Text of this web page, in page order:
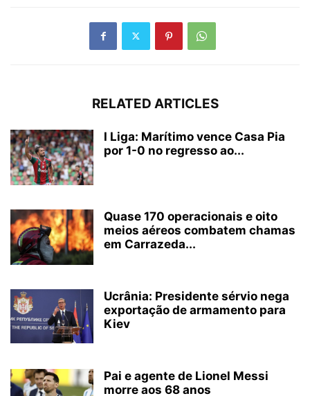
RELATED ARTICLES
I Liga: Marítimo vence Casa Pia
por 1-0 no regresso ao...
Quase 170 operacionais e oito
meios aéreos combatem chamas
em Carrazeda...
Ucrânia: Presidente sérvio nega
exportação de armamento para
Kiev
Pai e agente de Lionel Messi
morre aos 68 anos